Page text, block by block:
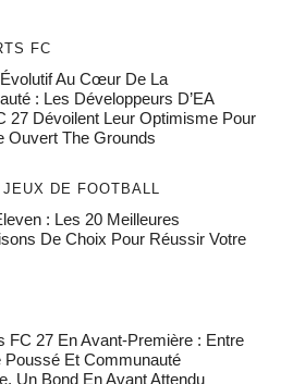
FC
Au Cœur De La
: Les Développeurs D’EA
27 Dévoilent Leur Optimisme Pour
Ouvert The Grounds
DE FOOTBALL
: Les 20 Meilleures
De Choix Pour Réussir Votre
FC 27 En Avant-Première : Entre
Poussé Et Communauté
Un Bond En Avant Attendu